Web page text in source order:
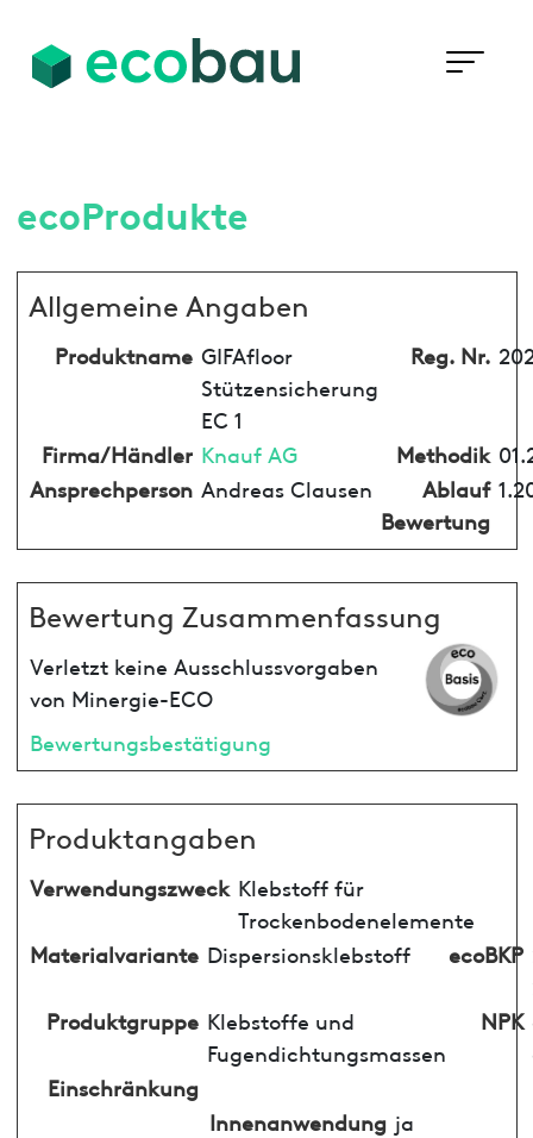
ecoProdukte
Allgemeine Angaben
Produktname GIFAfloor
Stützensicherung
EC 1
Reg. Nr.
Firma/Händler Knauf AG Methodik
Ansprechperson
Andreas Clausen
Ablauf
Bewertung
Bewertung Zusammenfassung
Verletzt keine Ausschlussvorgaben
von Minergie-ECO
Bewertungsbestätigung
Produktangaben
Verwendungszweck Klebstoff für
Trockenbodenelemente
Materialvariante Dispersionsklebstoff ecoBKP
Produktgruppe Klebstoffe und
Fugendichtungsmassen
NPK
Einschränkung
Innenanwendung ja